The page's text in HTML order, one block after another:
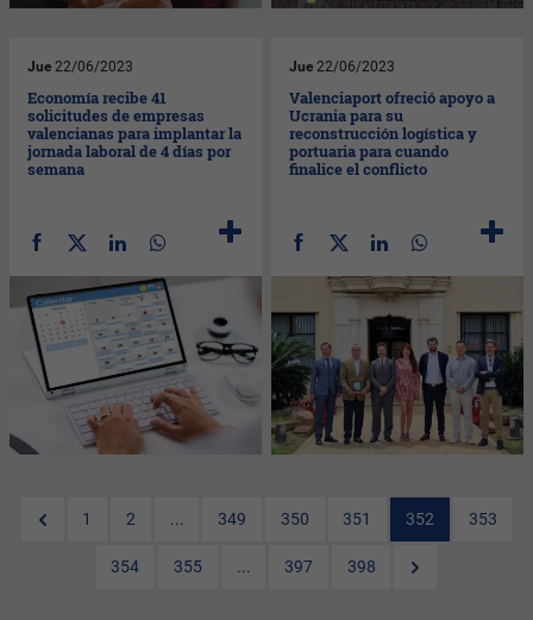
Jue 22/06/2023
Economía recibe 41
solicitudes de empresas
valencianas para implantar la
jornada laboral de 4 días por
semana
Jue 22/06/2023
Valenciaport ofreció apoyo a
Ucrania para su
reconstrucción logística y
portuaria para cuando
finalice el conflicto
1 2 ... 349 350 351 352 353
354 355 ... 397 398